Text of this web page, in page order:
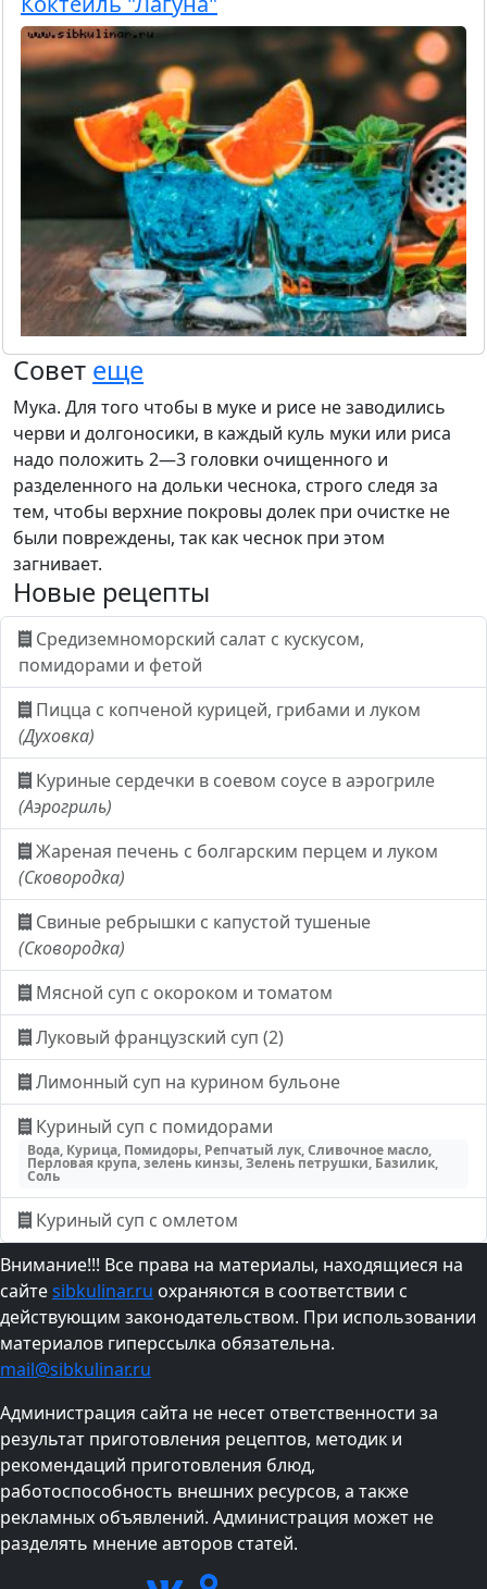
Совет еще
Мука. Для того чтобы в муке и рисе не заводились
черви и долгоносики, в каждый куль муки или риса
надо положить 2—3 головки очищенного и
разделенного на дольки чеснока, строго следя за
тем, чтобы верхние покровы долек при очистке не
были повреждены, так как чеснок при этом
загнивает.
Новые рецепты
Средиземноморский салат с кускусом,
помидорами и фетой
Пицца с копченой курицей, грибами и луком
(Духовка)
Куриные сердечки в соевом соусе в аэрогриле
(Аэрогриль)
Жареная печень с болгарским перцем и луком
(Сковородка)
Свиные ребрышки с капустой тушеные
(Сковородка)
Мясной суп с окороком и томатом
Луковый французский суп (2)
Лимонный суп на курином бульоне
Куриный суп с помидорами
Вода, Курица, Помидоры, Репчатый лук, Сливочное масло,
Перловая крупа, зелень кинзы, Зелень петрушки, Базилик,
Соль
Куриный суп с омлетом
Внимание!!! Все права на материалы, находящиеся на
сайтеsibkulinar.ru охраняются в соответствии с
действующим законодательством. При использовании
материалов гиперссылка обязательна.
mail@sibkulinar.ru
Администрация сайта не несет ответственности за
результат приготовления рецептов, методик и
рекомендаций приготовления блюд,
работоспособность внешних ресурсов, а также
рекламных объявлений. Администрация может не
разделять мнение авторов статей.